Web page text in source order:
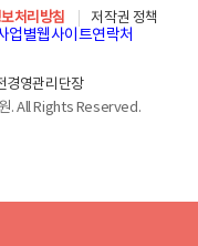
처리방침
저작권 정책
업별웹사이트연락처
경영관리단장
. All Rights Reserved.